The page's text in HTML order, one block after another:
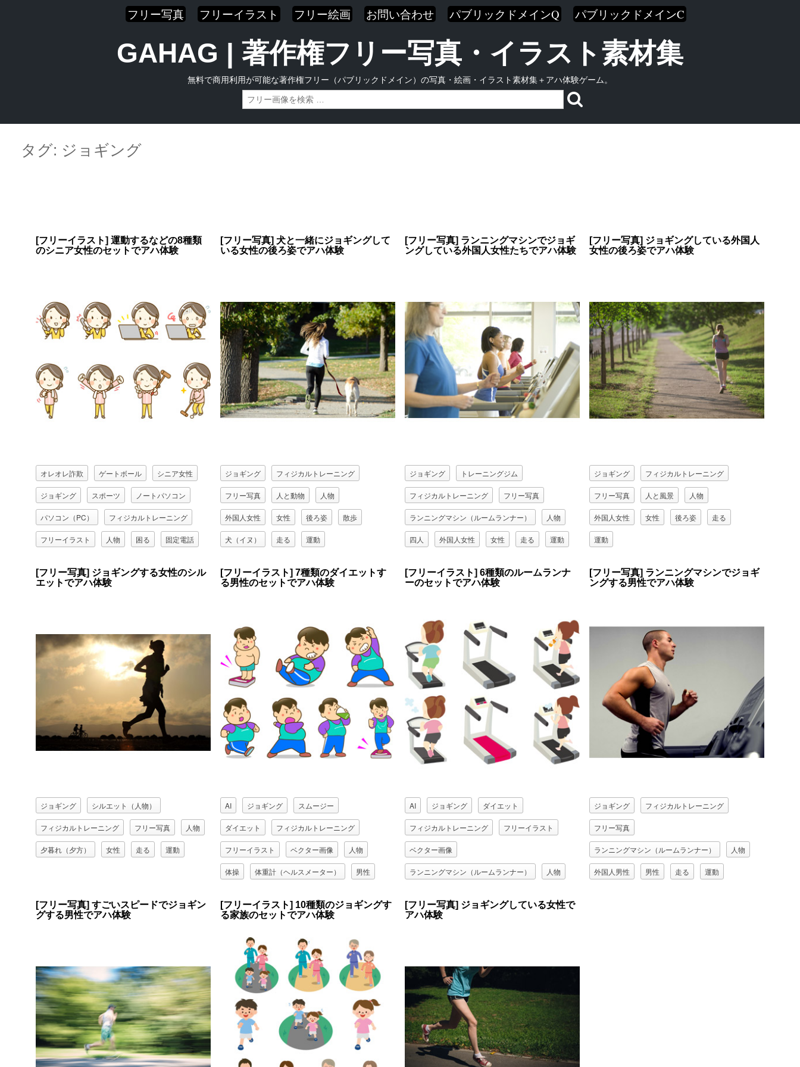
フリー写真 フリーイラスト フリー絵画 お問い合わせ パブリックドメインQ パブリックドメインC
GAHAG | 著作権フリー写真・イラスト素材集
無料で商用利用が可能な著作権フリー（パブリックドメイン）の写真・絵画・イラスト素材集＋アハ体験ゲーム。
contentタグ: ジョギング
[フリーイラスト] 運動するなどの8種類
のシニア女性のセットでアハ体験
オレオレ詐欺 ゲートボール シニア女性
ジョギング スポーツ ノートパソコン
パソコン（PC） フィジカルトレーニング
フリーイラスト 人物 困る 固定電話
背伸び 走る 通話
[フリー写真] 犬と一緒にジョギングして
いる女性の後ろ姿でアハ体験
ジョギング フィジカルトレーニング
フリー写真 人と動物 人物
外国人女性 女性 後ろ姿 散歩
犬（イヌ） 走る 運動
[フリー写真] ランニングマシンでジョギ
ングしている外国人女性たちでアハ体験
ジョギング トレーニングジム
フィジカルトレーニング フリー写真
ランニングマシン（ルームランナー） 人物
四人 外国人女性 女性 走る 運動
[フリー写真] ジョギングしている外国人
女性の後ろ姿でアハ体験
ジョギング フィジカルトレーニング
フリー写真 人と風景 人物
外国人女性 女性 後ろ姿 走る
運動
[フリー写真] ジョギングする女性のシル
エットでアハ体験
ジョギング シルエット（人物）
フィジカルトレーニング フリー写真 人物
夕暮れ（夕方） 女性 走る 運動
[フリーイラスト] 7種類のダイエットす
る男性のセットでアハ体験
AI ジョギング スムージー
ダイエット フィジカルトレーニング
フリーイラスト ベクター画像 人物
体操 体重計（ヘルスメーター） 男性
野菜ジュース 青汁 飲む
[フリーイラスト] 6種類のルームランナ
ーのセットでアハ体験
AI ジョギング ダイエット
フィジカルトレーニング フリーイラスト
ベクター画像
ランニングマシン（ルームランナー） 人物
[フリー写真] ランニングマシンでジョギ
ングする男性でアハ体験
ジョギング フィジカルトレーニング
フリー写真
ランニングマシン（ルームランナー） 人物
外国人男性 男性 走る 運動
[フリー写真] すごいスピードでジョギン
グする男性でアハ体験
[フリーイラスト] 10種類のジョギングす
る家族のセットでアハ体験
[フリー写真] ジョギングしている女性で
アハ体験